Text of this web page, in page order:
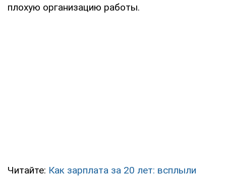
плохую организацию работы.
Читайте: Как зарплата за 20 лет: всплыли